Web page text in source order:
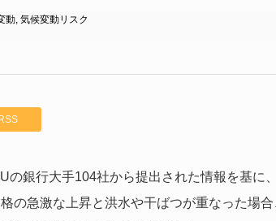
動, 気候変動リスク
RSS
の銀行大手104社から提出された情報を基に
の急激な上昇と洪水や干ばつが重なった場